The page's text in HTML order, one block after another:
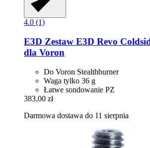
4.0 (1)
E3D Zestaw E3D Revo
dla Voron
Do Voron Stealthburner
Waga tylko 36 g
Łatwe sondowanie PZ
383,00 zł
Darmowa dostawa do 11 sierpnia